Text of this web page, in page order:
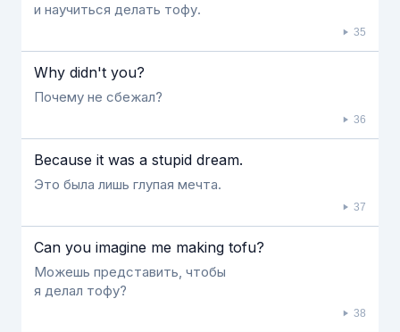
и научиться делать тофу.
35
Why didn't you?
Почему не сбежал?
36
Because it was a stupid dream.
Это была лишь глупая мечта.
37
Can you imagine me making tofu?
Можешь представить, чтобы
я делал тофу?
38